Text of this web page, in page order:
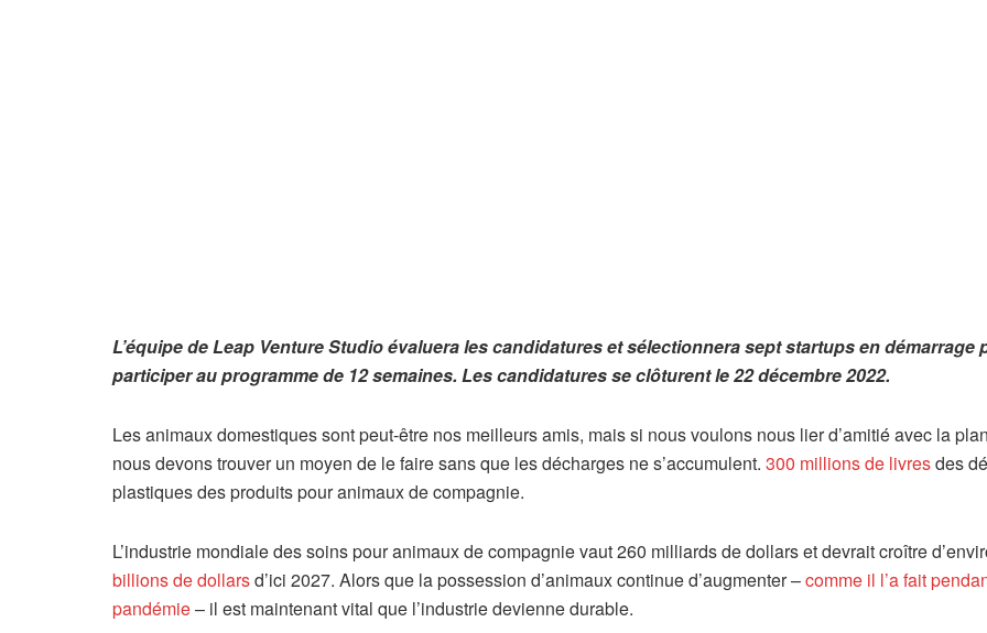
L’équipe de Leap Venture Studio évaluera les candidatures et sélectionnera sept startups en démarrage
participer au programme de 12 semaines. Les candidatures se clôturent le 22 décembre 2022.
Les animaux domestiques sont peut-être nos meilleurs amis, mais si nous voulons nous lier d’amitié avec la
nous devons trouver un moyen de le faire sans que les décharges ne s’accumulent. 300 millions de livresdes
plastiques des produits pour animaux de compagnie.
L’industrie mondiale des soins pour animaux de compagnie vaut 260 milliards de dollars et devrait croître
billions de dollarsd’ici 2027. Alors que la possession d’animaux continue d’augmenter –comme il l’a fait
pandémie– il est maintenant vital que l’industrie devienne durable.